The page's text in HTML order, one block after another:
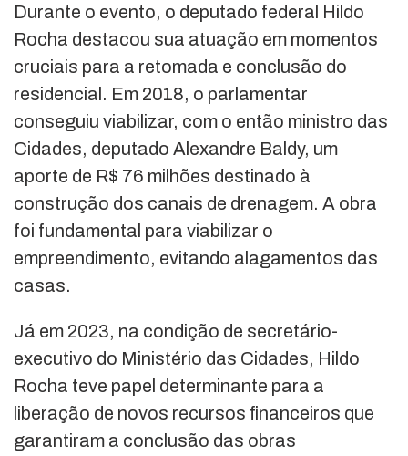
Durante o evento, o deputado federal Hildo
Rocha destacou sua atuação em momentos
cruciais para a retomada e conclusão do
residencial. Em 2018, o parlamentar
conseguiu viabilizar, com o então ministro das
Cidades, deputado Alexandre Baldy, um
aporte de R$ 76 milhões destinado à
construção dos canais de drenagem. A obra
foi fundamental para viabilizar o
empreendimento, evitando alagamentos das
casas.
Já em 2023, na condição de secretário-
executivo do Ministério das Cidades, Hildo
Rocha teve papel determinante para a
liberação de novos recursos financeiros que
garantiram a conclusão das obras